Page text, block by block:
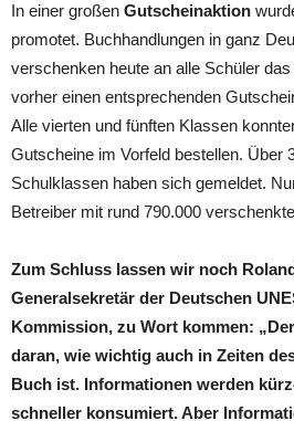
In einer großen Gutscheinaktion
promotet. Buchhandlungen in ganz
verschenken heute an alle Schüler
vorher einen entsprechenden
Alle vierten und fünften Klassen
Gutscheine im Vorfeld bestellen. Über
Schulklassen haben sich gemeldet.
Betreiber mit rund 790.000
Zum Schluss lassen wir noch
Generalsekretär der Deutschen
Kommission, zu Wort kommen:
daran, wie wichtig auch in Zeiten
Buch ist. Informationen werden
schneller konsumiert. Aber